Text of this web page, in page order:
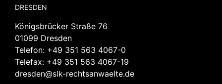
DRESDEN
Königsbrücker Straße 76
01099 Dresden
Telefon: +49 351 563 4067-0
Telefax: +49 351 563 4067-19
dresden@slk-rechtsanwaelte.de